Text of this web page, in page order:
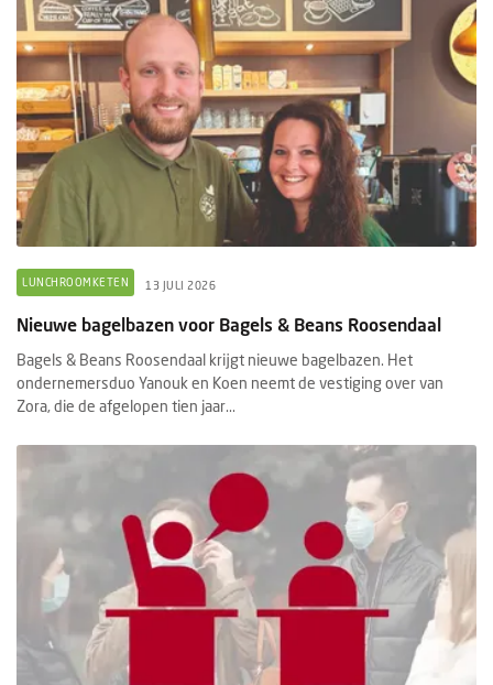
LUNCHROOMKETEN 13 JULI 2026
Nieuwe bagelbazen voor Bagels & Beans Roosendaal
Bagels & Beans Roosendaal krijgt nieuwe bagelbazen. Het
ondernemersduo Yanouk en Koen neemt de vestiging over van
Zora, die de afgelopen tien jaar...